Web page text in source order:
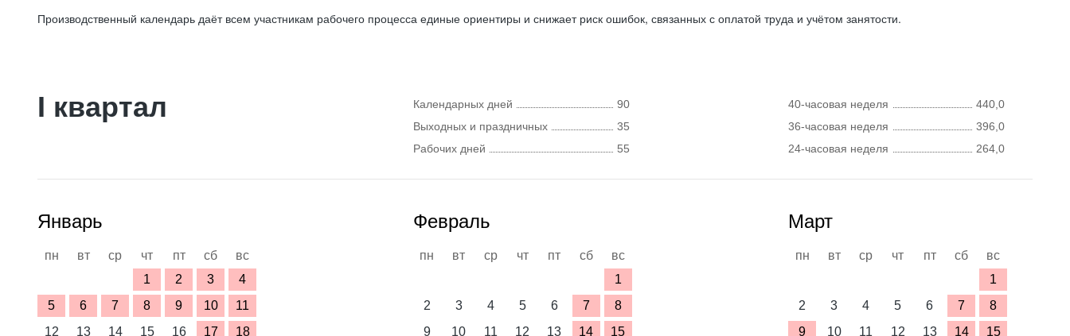
Производственный календарь даёт всем участникам рабочего процесса единые ориентиры и снижает риск ошибок, связанных с оплатой труда и учётом занятости.
I квартал Календарных дней
90
Выходных и праздничных
35
Рабочих дней
55
40-часовая неделя
440,0
36-часовая неделя
396,0
24-часовая неделя
264,0
Январь
пн вт ср чт пт сб
вс
1
2 3
4
5
6 7 8 9 10
11
12
13 14 15 16 17
18
Февраль
пн вт ср чт пт сб
вс
1
2
3 4 5 6 7
8
9
10 11 12 13 14
15
Март
пн вт ср чт пт сб
вс
1
2
3 4 5 6 7
8
9
10 11 12 13 14
15